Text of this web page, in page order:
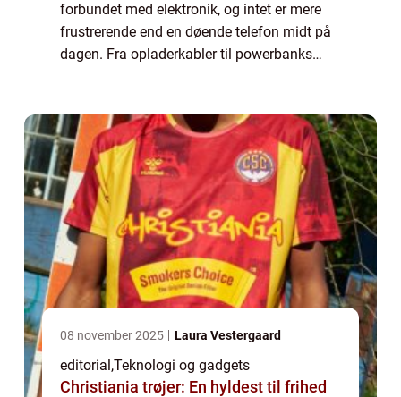
forbundet med elektronik, og intet er mere
frustrerende end en døende telefon midt på
dagen. Fra opladerkabler til powerbanks
08 november 2025 Laura Vestergaard
editorial,Teknologi og gadgets
Christiania trøjer: En hyldest til frihed